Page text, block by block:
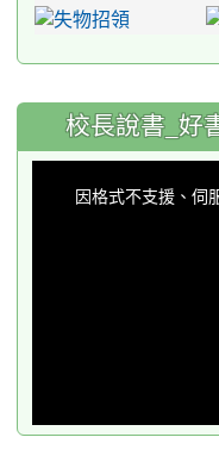
:::
校長說書_好
因格式不支援、伺